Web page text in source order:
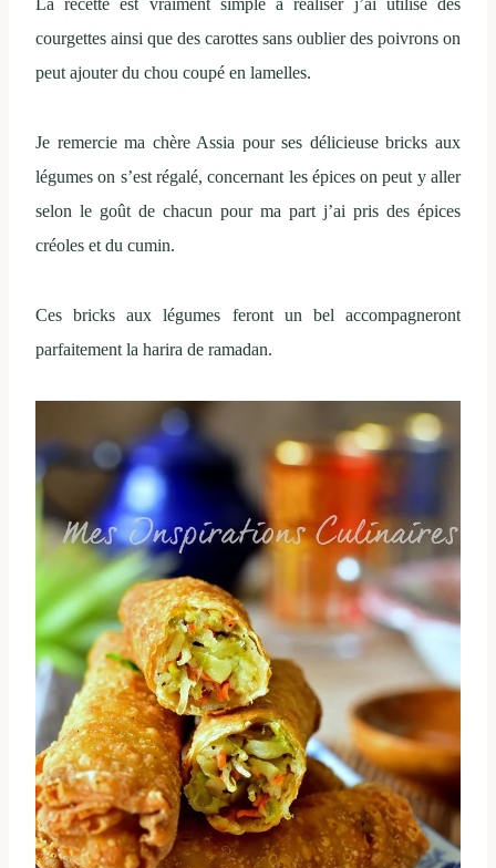
courgettes ainsi que des carottes sans oublier des poivrons on
peut ajouter du chou coupé en lamelles.
Je remercie ma chère Assia pour ses délicieuse bricks aux
légumes on s’est régalé, concernant les épices on peut y aller
selon le goût de chacun pour ma part j’ai pris des épices
créoles et du cumin.
Ces bricks aux légumes feront un bel accompagneront
parfaitement la harira de ramadan.